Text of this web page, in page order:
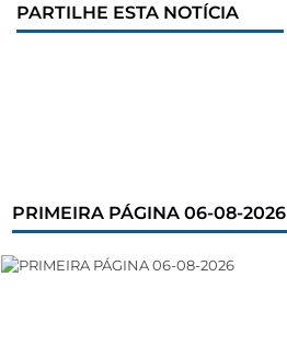
PARTILHE ESTA NOTÍCIA
PRIMEIRA PÁGINA 06-08-2026